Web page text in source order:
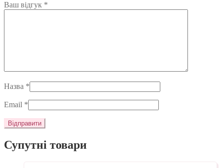
Ваш відгук *
Назва *
Email *
Супутні товари